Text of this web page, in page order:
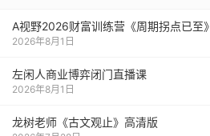
A视野2026财富训练营《周期拐点已至》
2026年8月1日
左闲人商业博弈闭门直播课
2026年8月1日
龙树老师《古文观止》高清版